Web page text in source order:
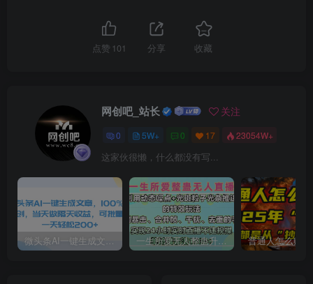
点赞 101 分享 收藏
网创吧_站长 关注
0 5W+ 0 17 23054W+
这家伙很懒，什么都没有写...
微头条AI一键生成文章，100%过原创，当天做隔天收益，可批量，一天轻松200+ 一生所爱无人整蛊升级版9.0，利用动态噪点+光斑粒子光条推进的特效玩法，内附暴击、合并帧、干扰、去重的手法，实现24小时实时直播不违规操，单场日入1500+，小白也能无脑驾驭